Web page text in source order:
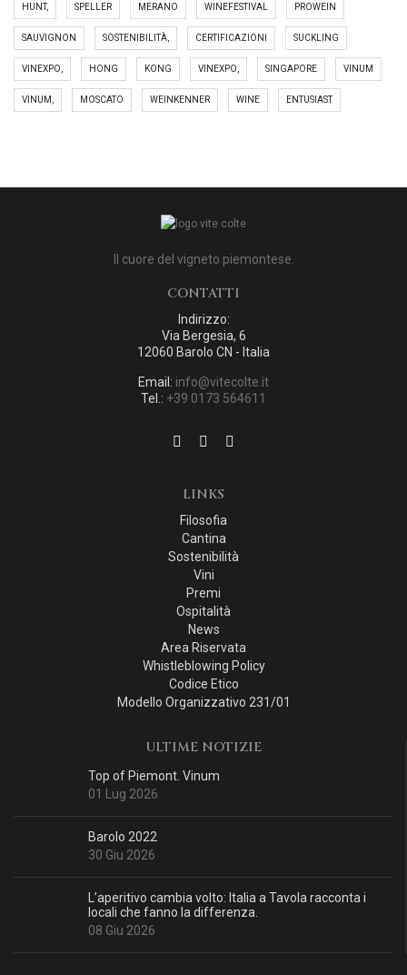
HUNT, SPELLER MERANO WINEFESTIVAL PROWEIN
SAUVIGNON SOSTENIBILITÀ, CERTIFICAZIONI SUCKLING
VINEXPO, HONG KONG VINEXPO, SINGAPORE VINUM
VINUM, MOSCATO WEINKENNER WINE ENTUSIAST
Il cuore del vigneto piemontese.
CONTATTI
Indirizzo:
Via Bergesia, 6
12060 Barolo CN - Italia
Email: info@vitecolte.it
Tel.: +39 0173 564611
LINKS
Filosofia
Cantina
Sostenibilità
Vini
Premi
Ospitalità
News
Area Riservata
Whistleblowing Policy
Codice Etico
Modello Organizzativo 231/01
ULTIME NOTIZIE
Top of Piemont. Vinum
01 Lug 2026
Barolo 2022
30 Giu 2026
L’aperitivo cambia volto: Italia a Tavola racconta i
locali che fanno la differenza.
08 Giu 2026